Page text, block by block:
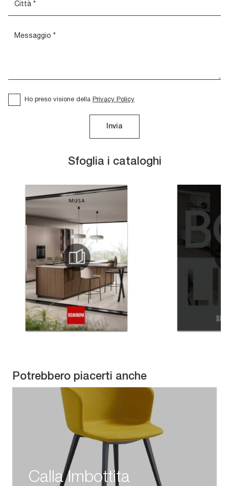
Sfoglia i cataloghi
Ho preso visione della Privacy Policy
Invia
Potrebbero piacerti anche
Calla Imbottita